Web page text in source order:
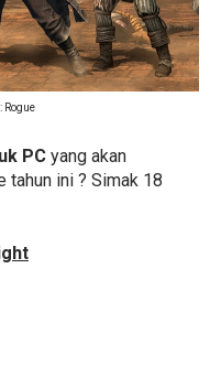
PC yang akan
tahun ini ? Simak 18